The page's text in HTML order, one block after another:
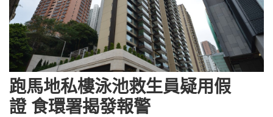
跑馬地私樓泳池救生員疑用假
證 食環署揭發報警